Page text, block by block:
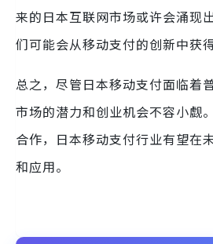
来的日本互联网市场或许会涌现
们可能会从移动支付的创新中获
总之，尽管日本移动支付面临着
市场的潜力和创业机会不容小觑
合作，日本移动支付行业有望在
和应用。